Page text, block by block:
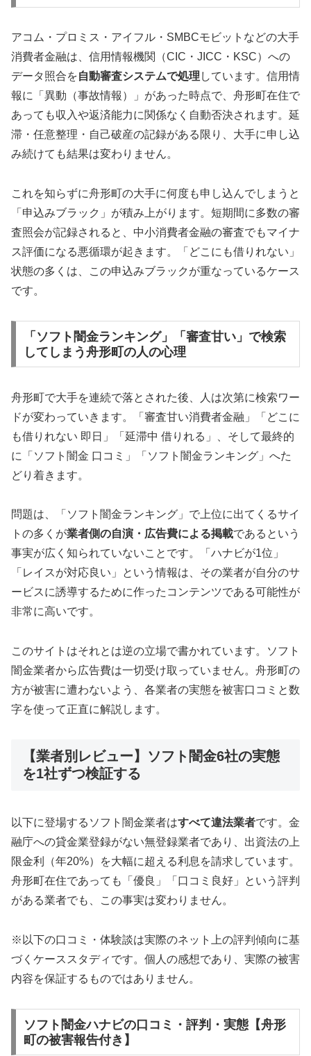
アコム・プロミス・アイフル・SMBCモビットなどの大手
消費者金融は、信用情報機関（CIC・JICC・KSC）への
データ照合を自動審査システムで処理 しています。信用情
報に「異動（事故情報）」があった時点で、舟形町在住で
あっても収入や返済能力に関係なく自動否決されます。延
滞・任意整理・自己破産の記録がある限り、大手に申し込
み続けても結果は変わりません。
これを知らずに舟形町の大手に何度も申し込んでしまうと
「申込みブラック」が積み上がります。短期間に多数の審
査照会が記録されると、中小消費者金融の審査でもマイナ
ス評価になる悪循環が起きます。「どこにも借りれない」
状態の多くは、この申込みブラックが重なっているケース
です。
「ソフト闇金ランキング」「審査甘い」で検索
してしまう舟形町の人の心理
舟形町で大手を連続で落とされた後、人は次第に検索ワー
ドが変わっていきます。「審査甘い消費者金融」「どこに
も借りれない 即日」「延滞中 借りれる」、そして最終的
に「ソフト闇金 口コミ」「ソフト闇金ランキング」へた
どり着きます。
問題は、「ソフト闇金ランキング」で上位に出てくるサイ
トの多くが業者側の自演・広告費による掲載であるという
事実が広く知られていないことです。「ハナビが1位」
「レイスが対応良い」という情報は、その業者が自分のサ
ービスに誘導するために作ったコンテンツである可能性が
非常に高いです。
このサイトはそれとは逆の立場で書かれています。ソフト
闇金業者から広告費は一切受け取っていません。舟形町の
方が被害に遭わないよう、各業者の実態を被害口コミと数
字を使って正直に解説します。
【業者別レビュー】ソフト闇金6社の実態
を1社ずつ検証する
以下に登場するソフト闇金業者はすべて違法業者です。金
融庁への貸金業登録がない無登録業者であり、出資法の上
限金利（年20%）を大幅に超える利息を請求しています。
舟形町在住であっても「優良」「口コミ良好」という評判
がある業者でも、この事実は変わりません。
※以下の口コミ・体験談は実際のネット上の評判傾向に基
づくケーススタディです。個人の感想であり、実際の被害
内容を保証するものではありません。
ソフト闇金ハナビの口コミ・評判・実態【舟形
町の被害報告付き】